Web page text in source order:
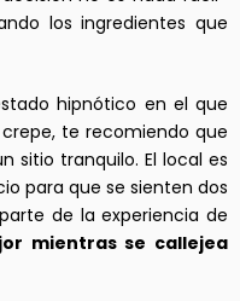
los ingredientes que
hipnótico en el que
te recomiendo que
sitio tranquilo. El local es
para que se sienten dos
de la experiencia de
mientras se callejea